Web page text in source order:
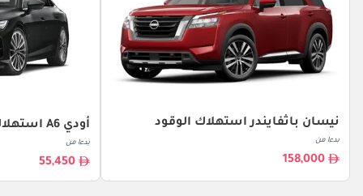
نيسان باثفايندر استهلاك الوقود
بدءا من
158,000
أودي A6 استهلاك الوقود
بدءا من
55,450